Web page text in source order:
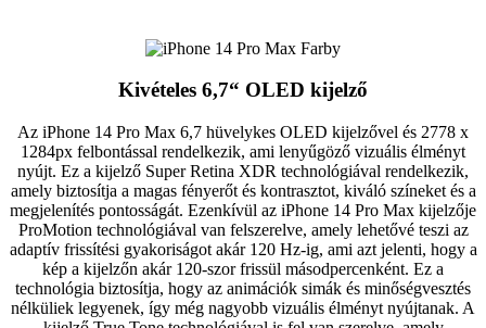
Kivételes 6,7“ OLED kijelző
Az iPhone 14 Pro Max 6,7 hüvelykes OLED kijelzővel és 2778 x
1284px felbontással rendelkezik, ami lenyűgöző vizuális élményt
nyújt. Ez a kijelző Super Retina XDR technológiával rendelkezik,
amely biztosítja a magas fényerőt és kontrasztot, kiváló színeket és a
megjelenítés pontosságát. Ezenkívül az iPhone 14 Pro Max kijelzője
ProMotion technológiával van felszerelve, amely lehetővé teszi az
adaptív frissítési gyakoriságot akár 120 Hz-ig, ami azt jelenti, hogy a
kép a kijelzőn akár 120-szor frissül másodpercenként. Ez a
technológia biztosítja, hogy az animációk simák és minőségvesztés
nélküliek legyenek, így még nagyobb vizuális élményt nyújtanak. A